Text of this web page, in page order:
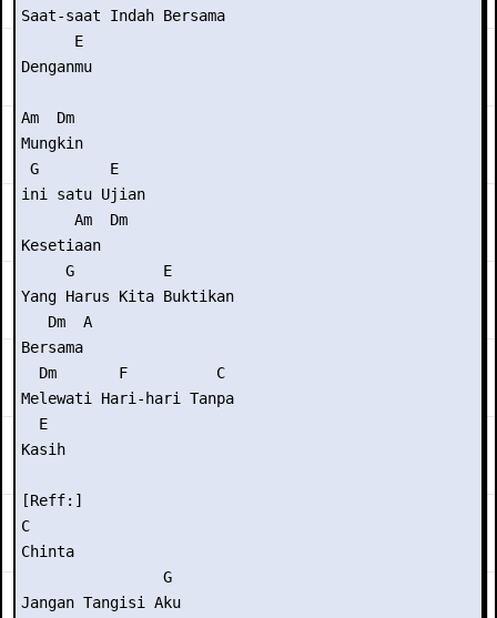
Saat-saat Indah Bersama
      E
Denganmu
Am  Dm
Mungkin
G        E
ini satu Ujian
      Am  Dm
Kesetiaan
     G          E
Yang Harus Kita Buktikan
   Dm  A
Bersama
  Dm       F          C
Melewati Hari-hari Tanpa
  E
Kasih
[Reff:]
C
Chinta
                G
Jangan Tangisi Aku